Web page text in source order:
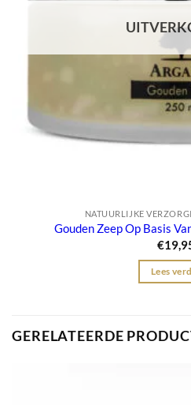
NATUURLIJKE
Gouden Zeep Op Basis
€
Lees
GERELATEERDE